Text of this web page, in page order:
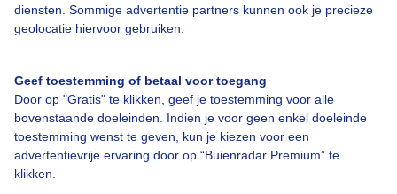
diensten. Sommige advertentie partners kunnen ook je precieze
geolocatie hiervoor gebruiken.
Geef toestemming of betaal voor toegang
Door op "Gratis" te klikken, geef je toestemming voor alle
bovenstaande doeleinden. Indien je voor geen enkel doeleinde
toestemming wenst te geven, kun je kiezen voor een
advertentievrije ervaring door op “Buienradar Premium” te
klikken.
Bedrijfsgegevens
Contact
Toegankelijkheid
Gebruikersvoorwaarden
Adverteren